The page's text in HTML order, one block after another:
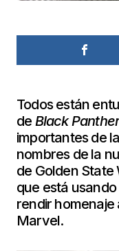
Todos están
de Black
importantes de
nombres de la
de Golden State
que está
rendir
Marvel.